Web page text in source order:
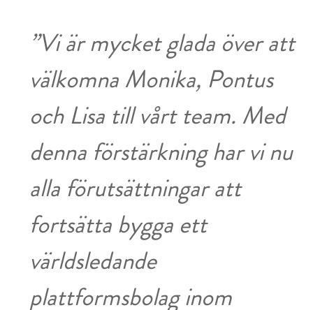
”Vi är mycket glada över att
välkomna Monika, Pontus
och Lisa till vårt team. Med
denna förstärkning har vi nu
alla förutsättningar att
fortsätta bygga ett
världsledande
plattformsbolag inom